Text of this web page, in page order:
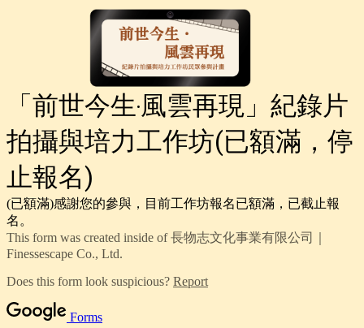
「前世今生‧風雲再現」紀錄片
拍攝與培力工作坊(已額滿，停
止報名)
(已額滿)感謝您的參與，目前工作坊報名已額滿，已截止報
名。
This form was created inside of 長物志文化事業有限公司｜
Finessescape Co., Ltd.
Does this form look suspicious? Report
Forms